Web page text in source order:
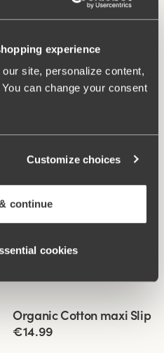
experience
site, personalize content,
can change your consent
Customize choices
continue
cookies
Viewing image 1 of 3
4 für 3
Organic Cotton maxi Slip
€14.99